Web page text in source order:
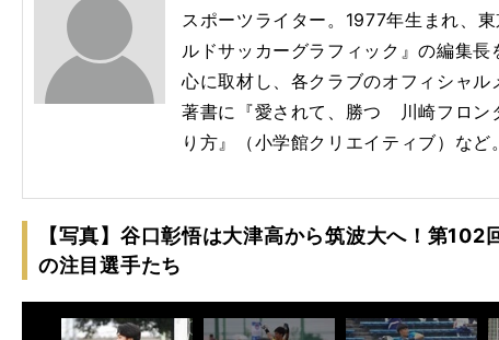
スポーツライター。1977年生まれ、
ルドサッカーグラフィック』の編集
心に取材し、各クラブのオフィシャ
著書に『愛されて、勝つ 川崎フロン
り方』（小学館クリエイティブ）など。
【写真】谷口彰悟は大津高から筑波大へ！第
の注目選手たち